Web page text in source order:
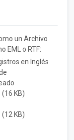
un Archivo
EML o RTF:
en Inglés
(16 KB)
(12 KB)